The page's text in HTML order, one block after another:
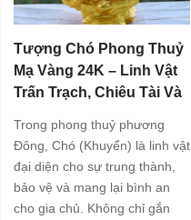
Tượng Chó Phong Thuỷ
Mạ Vàng 24K – Linh Vật
Trấn Trạch, Chiêu Tài Và
Trong phong thuỷ phương
Đông, Chó (Khuyển) là linh vật
đại diện cho sự trung thành,
bảo vệ và mang lại bình an
cho gia chủ. Không chỉ gắn